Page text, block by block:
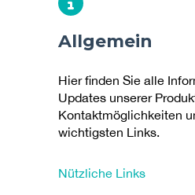
Allgemein
Hier finden Sie alle
Updates unserer
Kontaktmöglichkeiten
wichtigsten Links.
Nützliche Links